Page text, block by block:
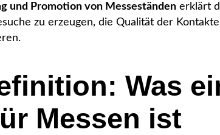
und Promotion von Messeständen erklärt
zu erzeugen, die Qualität der
Was
Messen ist